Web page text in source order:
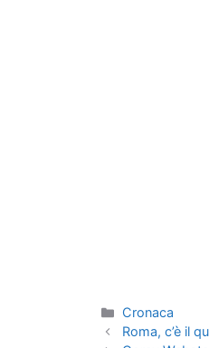
Categorie
Cronaca
Roma, c’è il